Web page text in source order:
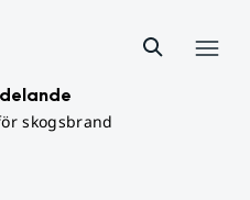
skogsbrand